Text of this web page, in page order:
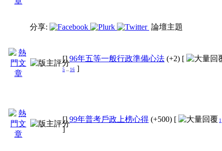
分享: 論壇主題
[] 96年五等一般行政準備心法 (+2) [
5 ... 16 ]
[] 99年普考戶政上榜心得 (+500) [ 1
]